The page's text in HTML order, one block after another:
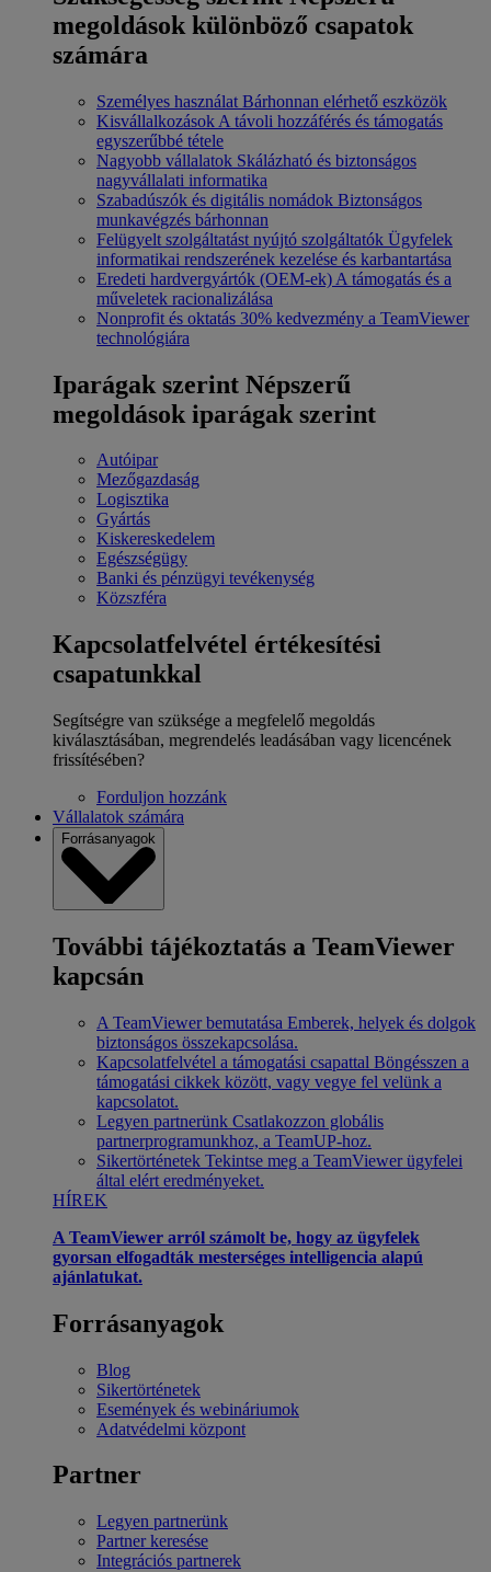
megoldások különböző csapatok
számára
Személyes használat Bárhonnan elérhető eszközök
Kisvállalkozások A távoli hozzáférés és támogatás
egyszerűbbé tétele
Nagyobb vállalatok Skálázható és biztonságos
nagyvállalati informatika
Szabadúszók és digitális nomádok Biztonságos
munkavégzés bárhonnan
Felügyelt szolgáltatást nyújtó szolgáltatók Ügyfelek
informatikai rendszerének kezelése és karbantartása
Eredeti hardvergyártók (OEM-ek) A támogatás és a
műveletek racionalizálása
Nonprofit és oktatás 30% kedvezmény a TeamViewer
technológiára
Iparágak szerint Népszerű
megoldások iparágak szerint
Autóipar
Mezőgazdaság
Logisztika
Gyártás
Kiskereskedelem
Egészségügy
Banki és pénzügyi tevékenység
Közszféra
Kapcsolatfelvétel értékesítési
csapatunkkal
Segítségre van szüksége a megfelelő megoldás
kiválasztásában, megrendelés leadásában vagy licencének
frissítésében?
Forduljon hozzánk
Vállalatok számára
Forrásanyagok
További tájékoztatás a TeamViewer
kapcsán
A TeamViewer bemutatása Emberek, helyek és dolgok
biztonságos összekapcsolása.
Kapcsolatfelvétel a támogatási csapattal Böngésszen a
támogatási cikkek között, vagy vegye fel velünk a
kapcsolatot.
Legyen partnerünk Csatlakozzon globális
partnerprogramunkhoz, a TeamUP-hoz.
Sikertörténetek Tekintse meg a TeamViewer ügyfelei
által elért eredményeket.
HÍREK
A TeamViewer arról számolt be, hogy az ügyfelek
gyorsan elfogadták mesterséges intelligencia alapú
ajánlatukat.
Forrásanyagok
Blog
Sikertörténetek
Események és webináriumok
Adatvédelmi központ
Partner
Legyen partnerünk
Partner keresése
Integrációs partnerek